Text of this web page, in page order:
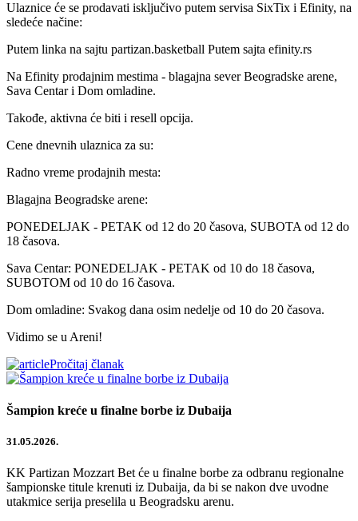
Ulaznice će se prodavati isključivo putem servisa SixTix i Efinity, na
sledeće načine:
Putem linka na sajtu partizan.basketball Putem sajta efinity.rs
Na Efinity prodajnim mestima - blagajna sever Beogradske arene,
Sava Centar i Dom omladine.
Takođe, aktivna će biti i resell opcija.
Cene dnevnih ulaznica za su:
Radno vreme prodajnih mesta:
Blagajna Beogradske arene:
PONEDELJAK - PETAK od 12 do 20 časova, SUBOTA od 12 do
18 časova.
Sava Centar: PONEDELJAK - PETAK od 10 do 18 časova,
SUBOTOM od 10 do 16 časova.
Dom omladine: Svakog dana osim nedelje od 10 do 20 časova.
Vidimo se u Areni!
Pročitaj članak
Šampion kreće u finalne borbe iz Dubaija
31.05.2026.
KK Partizan Mozzart Bet će u finalne borbe za odbranu regionalne
šampionske titule krenuti iz Dubaija, da bi se nakon dve uvodne
utakmice serija preselila u Beogradsku arenu.